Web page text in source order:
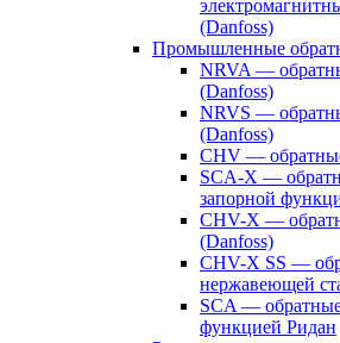
(Danfoss)
Промышленные
NRVA —
(Danfoss)
NRVS —
(Danfoss)
CHV —
SCA-X —
запорной
CHV-X —
(Danfoss)
CHV-X SS —
нержавеющей
SCA —
функцией Ридан